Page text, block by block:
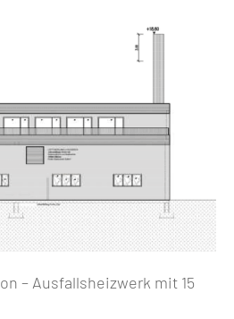
– Ausfallsheizwerk mit 15